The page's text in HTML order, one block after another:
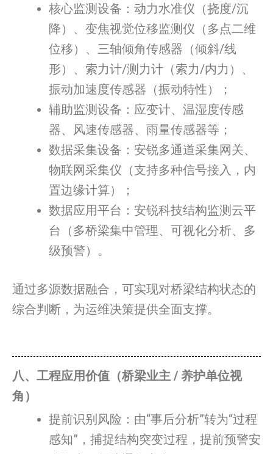
核心监测设备：动力水准仪（挠度/沉
降）、变焦视觉位移监测仪（多点二维
位移）、三轴倾角传感器（倾斜/线
形）、索力计/测力计（索力/内力）、
振动加速度传感器（振动特性）；
辅助监测设备：应变计、温湿度传感
器、风速传感器、雨量传感器等；
数据采集设备：安锐多通道采集网关、
物联网采集仪（支持多种信号接入，内
置边缘计算）；
数据应用平台：安锐科技结构监测云平
台（多桥梁集中管理、可视化分析、多
级预警）。
通过多源数据融合，可实现对桥梁结构状态的
综合判断，为运维决策提供全面支撑。
八、工程应用价值（桥梁业主 / 养护单位视
角）
提前识别风险：由“事后分析”转为“过程
感知”，捕捉结构突变过程，提前预警安